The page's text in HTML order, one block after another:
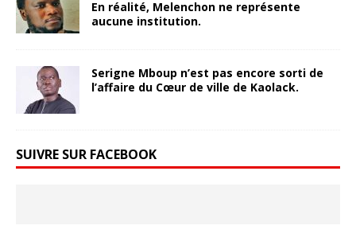
En réalité, Melenchon ne représente
aucune institution.
Serigne Mboup n’est pas encore sorti de
l’affaire du Cœur de ville de Kaolack.
SUIVRE SUR FACEBOOK